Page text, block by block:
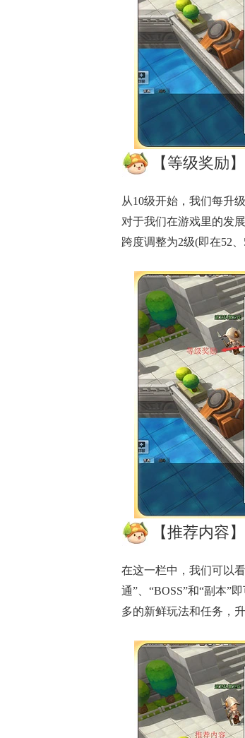
【等级奖励】
从10级开始，我们每升
对于我们在游戏里的发
跨度调整为2级(即在52
【推荐内容】
在这一栏中，我们可以
通”、“BOSS”和“副本”
多的新鲜玩法和任务，